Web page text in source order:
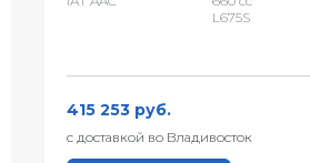
L675S
415 253 руб.
с доставкой во Владивосток